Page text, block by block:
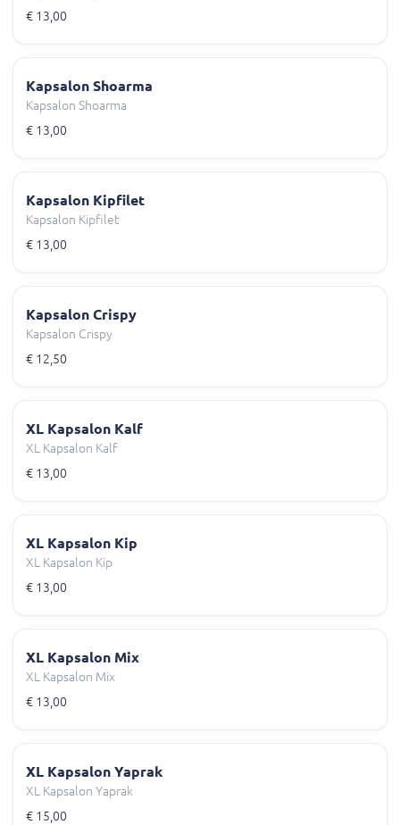
€ 13,00
Kapsalon Shoarma
Kapsalon Shoarma
€ 13,00
Kapsalon Kipfilet
Kapsalon Kipfilet
€ 13,00
Kapsalon Crispy
Kapsalon Crispy
€ 12,50
XL Kapsalon Kalf
XL Kapsalon Kalf
€ 13,00
XL Kapsalon Kip
XL Kapsalon Kip
€ 13,00
XL Kapsalon Mix
XL Kapsalon Mix
€ 13,00
XL Kapsalon Yaprak
XL Kapsalon Yaprak
€ 15,00